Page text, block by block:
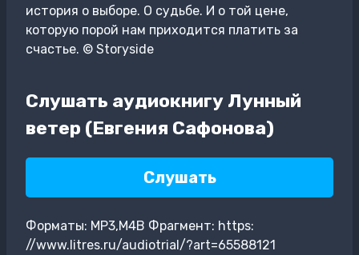
история о выборе. О судьбе. И о той цене,
которую порой нам приходится платить за
счастье. © Storysidе
Слушать аудиокнигу Лунный
ветер (Евгения Сафонова)
Слушать
Форматы: MP3,M4B Фрагмент: https:
//www.litres.ru/audiotrial/?art=65588121